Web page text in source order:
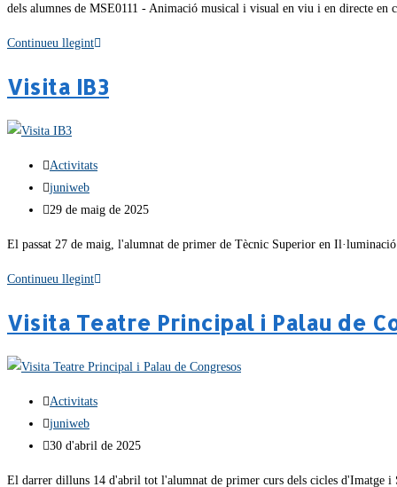
dels alumnes de MSE0111 - Animació musical i visual en viu i en directe en
Continueu llegint
Visita IB3
Activitats
juniweb
29 de maig de 2025
El passat 27 de maig, l'alumnat de primer de Tècnic Superior en
Continueu llegint
Visita Teatre Principal i Palau de
Activitats
juniweb
30 d'abril de 2025
El darrer dilluns 14 d'abril tot l'alumnat de primer curs dels cicles d'Imatge i